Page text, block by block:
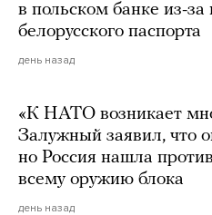
в польском банке из-за
белорусского паспорта
день назад
«К НАТО возникает
Залужный заявил, что
но Россия нашла
всему оружию блока
день назад